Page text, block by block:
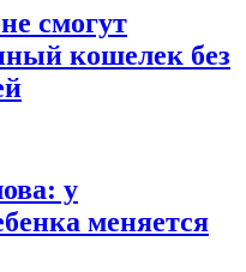
смогут
кошелек без
у
меняется